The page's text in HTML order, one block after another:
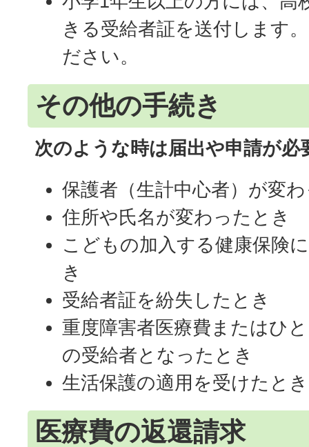
きる受給者証を送付します
ださい。
その他の手続き
次のような時は届出や申請が必
保護者（生計中心者）が変
住所や氏名が変わったとき
こどもの加入する健康保険
き
受給者証を紛失したとき
重度障害者医療費またはひ
の受給者となったとき
生活保護の適用を受けたとき
医療費の返還請求